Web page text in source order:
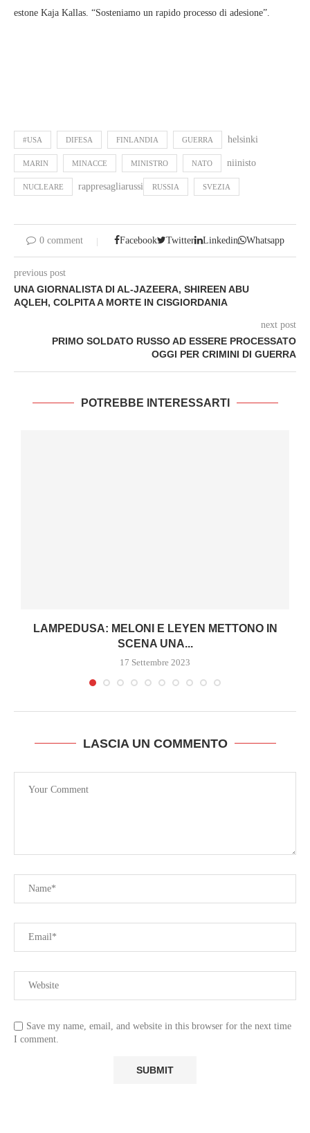
estone Kaja Kallas. “Sosteniamo un rapido processo di adesione”.
#USA DIFESA FINLANDIA GUERRA helsinki
MARIN MINACCE MINISTRO NATO niinisto
NUCLEARE rappresagliarussi RUSSIA SVEZIA
0 comment Facebook Twitter Linkedin Whatsapp
previous post
UNA GIORNALISTA DI AL-JAZEERA, SHIREEN ABU
AQLEH, COLPITA A MORTE IN CISGIORDANIA
next post
PRIMO SOLDATO RUSSO AD ESSERE PROCESSATO
OGGI PER CRIMINI DI GUERRA
POTREBBE INTERESSARTI
LAMPEDUSA: MELONI E LEYEN METTONO IN
SCENA UNA...
17 Settembre 2023
LASCIA UN COMMENTO
Save my name, email, and website in this browser for the next time
I comment.